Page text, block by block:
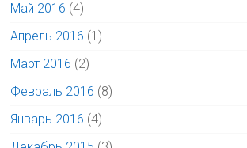
Май 2016 (4)
Апрель 2016 (1)
Март 2016 (2)
Февраль 2016 (8)
Январь 2016 (4)